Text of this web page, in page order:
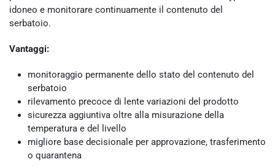
idoneo e monitorare continuamente il contenuto del
serbatoio.
Vantaggi:
monitoraggio permanente dello stato del contenuto del
serbatoio
rilevamento precoce di lente variazioni del prodotto
sicurezza aggiuntiva oltre alla misurazione della
temperatura e del livello
migliore base decisionale per approvazione, trasferimento
o quarantena